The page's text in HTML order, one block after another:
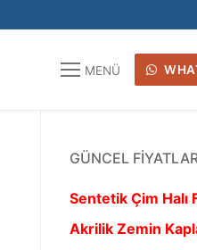
MENÜ
GÜNCEL
Sentetik Çim Halı
Akrilik Zemin